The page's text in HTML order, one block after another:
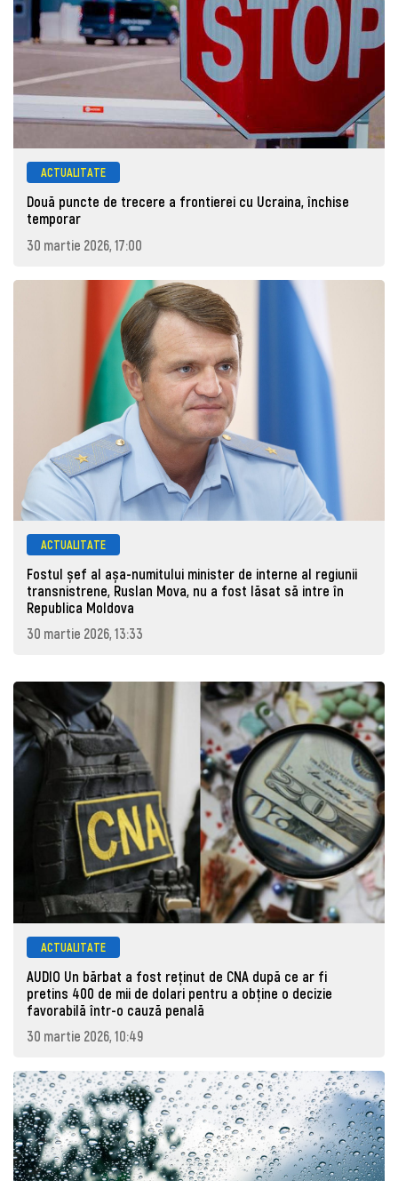
ACTUALITATE
Două puncte de trecere a frontierei cu Ucraina, închise
temporar
30 martie 2026, 17:00
ACTUALITATE
Fostul șef al așa-numitului minister de interne al regiunii
transnistrene, Ruslan Mova, nu a fost lăsat să intre în
Republica Moldova
30 martie 2026, 13:33
ACTUALITATE
AUDIO Un bărbat a fost reținut de CNA după ce ar fi
pretins 400 de mii de dolari pentru a obține o decizie
favorabilă într-o cauză penală
30 martie 2026, 10:49